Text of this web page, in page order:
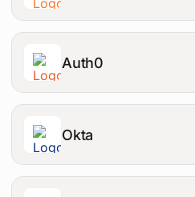
Auth0
Okta